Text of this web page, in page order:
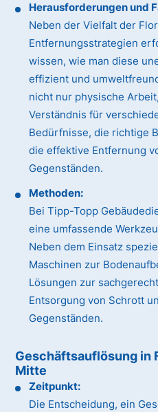
Herausforderungen und
Neben der Vielfalt der
Entfernungsstrategien
wissen, wie man diese
effizient und
nicht nur physische
Verständnis für
Bedürfnisse, die richtige
die effektive Entfernung
Gegenständen.
Methoden:
Bei Tipp-Topp
eine umfassende
Neben dem Einsatz
Maschinen zur
Lösungen zur
Entsorgung von Schrott
Gegenständen.
Geschäftsauflösung in
Mitte
Zeitpunkt:
Die Entscheidung, ein